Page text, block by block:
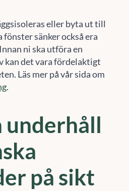
eller byta ut till
sänker också era
ni ska utföra en
kan det vara fördelaktigt
Läs mer på vår sida om
.
underhåll
på sikt